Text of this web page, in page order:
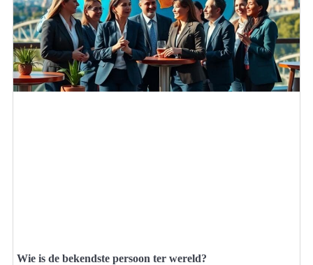
Wie is de bekendste persoon ter wereld?